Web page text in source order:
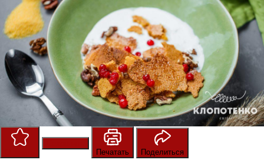
Печатать
Поделиться